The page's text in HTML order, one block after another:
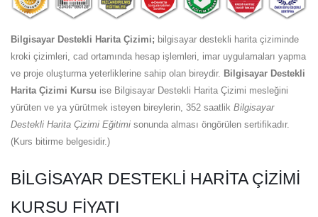
Bilgisayar Destekli Harita Çizimi; bilgisayar destekli harita çiziminde
kroki çizimleri, cad ortamında hesap işlemleri, imar uygulamaları yapma
ve proje oluşturma yeterliklerine sahip olan bireydir. Bilgisayar Destekli
Harita Çizimi Kursu ise Bilgisayar Destekli Harita Çizimi mesleğini
yürüten ve ya yürütmek isteyen bireylerin, 352 saatlik Bilgisayar
Destekli Harita Çizimi Eğitimi sonunda alması öngörülen sertifikadır.
(Kurs bitirme belgesidir.)
BILGISAYAR DESTEKLI HARITA ÇIZIMI
KURSU FIYATI